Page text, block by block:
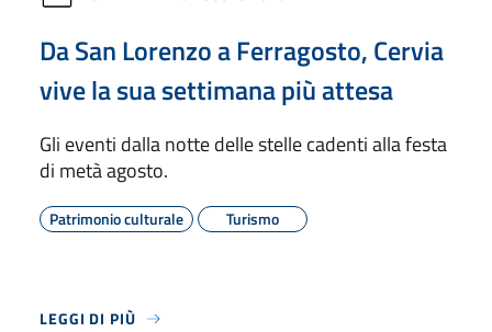
Da San Lorenzo a Ferragosto, Cervia
vive la sua settimana più attesa
Gli eventi dalla notte delle stelle cadenti alla festa
di metà agosto.
Patrimonio culturale Turismo
LEGGI DI PIÙ